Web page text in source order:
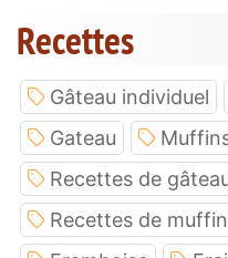
Recettes
Gâteau individuel
Gateau
Recettes de
Recettes de